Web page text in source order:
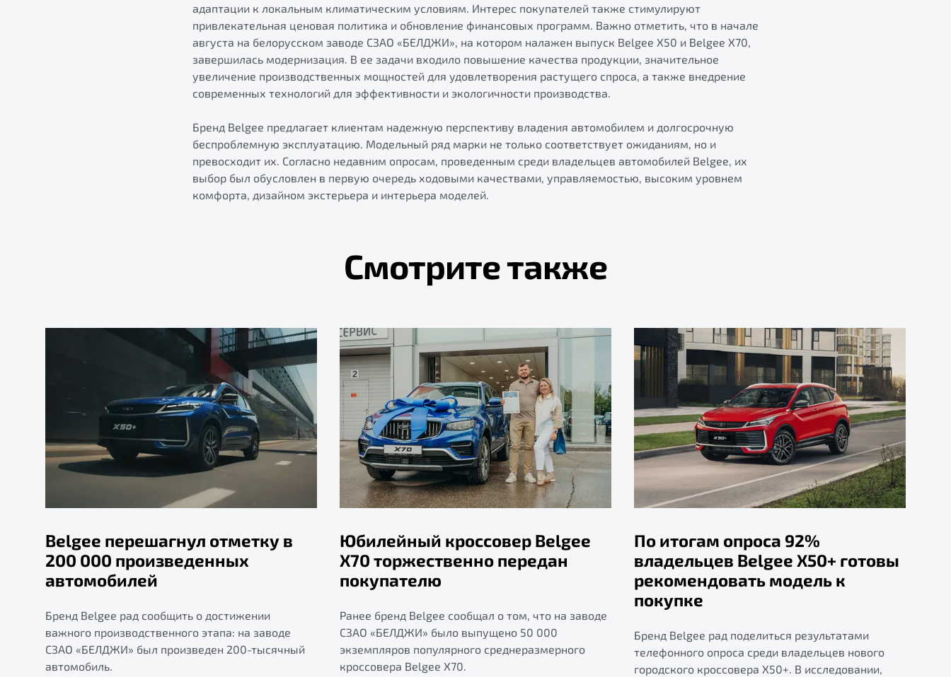
адаптации к локальным климатическим условиям. Интерес покупателей также стимулируют
привлекательная ценовая политика и обновление финансовых программ. Важно отметить, что в начале
августа на белорусском заводе СЗАО «БЕЛДЖИ», на котором налажен выпуск Belgee X50 и Belgee X70,
завершилась модернизация. В ее задачи входило повышение качества продукции, значительное
увеличение производственных мощностей для удовлетворения растущего спроса, а также внедрение
современных технологий для эффективности и экологичности производства.
Бренд Belgee предлагает клиентам надежную перспективу владения автомобилем и долгосрочную
беспроблемную эксплуатацию. Модельный ряд марки не только соответствует ожиданиям, но и
превосходит их. Согласно недавним опросам, проведенным среди владельцев автомобилей Belgee, их
выбор был обусловлен в первую очередь ходовыми качествами, управляемостью, высоким уровнем
комфорта, дизайном экстерьера и интерьера моделей.
Смотрите также
Belgee перешагнул отметку в
200 000 произведенных
автомобилей
Бренд Belgee рад сообщить о достижении
важного производственного этапа: на заводе
СЗАО «БЕЛДЖИ» был произведен 200-тысячный
автомобиль.
Юбилейный кроссовер Belgee
X70 торжественно передан
покупателю
Ранее бренд Belgee сообщал о том, что на заводе
СЗАО «БЕЛДЖИ» было выпущено 50 000
экземпляров популярного среднеразмерного
кроссовера Belgee X70.
По итогам опроса 92%
владельцев Belgee X50+ готовы
рекомендовать модель к
покупке
Бренд Belgee рад поделиться результатами
телефонного опроса среди владельцев нового
городского кроссовера X50+. В исследовании,